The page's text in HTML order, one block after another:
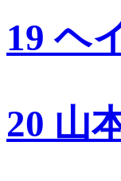
19 ヘ
20 山